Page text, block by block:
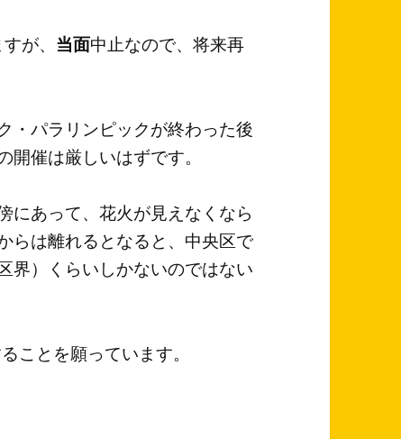
が、 当面中止なので、将来再
・パラリンピックが終わった後
催は厳しいはずです。
にあって、花火が見えなくなら
らは離れるとなると、中央区で
界）くらいしかないのではない
ことを願っています。